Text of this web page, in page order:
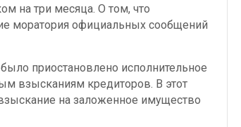
на три месяца. О том, что
моратория официальных сообщений
приостановлено исполнительное
взысканиям кредиторов. В этот
на заложенное имущество